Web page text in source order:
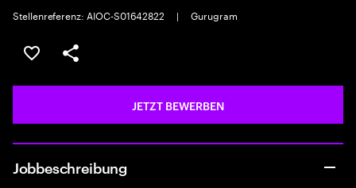
Stellenreferenz: AIOC-S01642822
| Gurugram
JOB SPEICHERN
Teilen
JETZT BEWERBEN
Jobbeschreibung